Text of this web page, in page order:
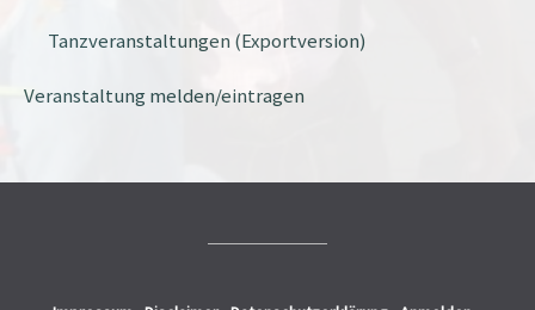
Tanzveranstaltungen (Exportversion)
Veranstaltung melden/eintragen